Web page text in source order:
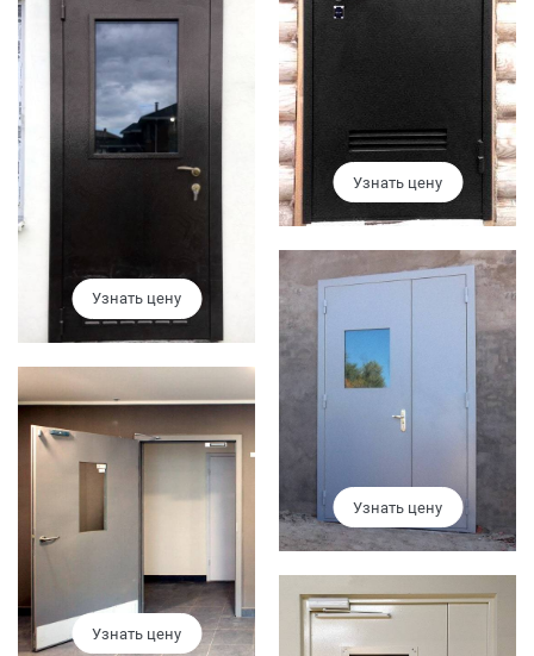
Узнать цену
Узнать цену
Узнать цену
Узнать цену